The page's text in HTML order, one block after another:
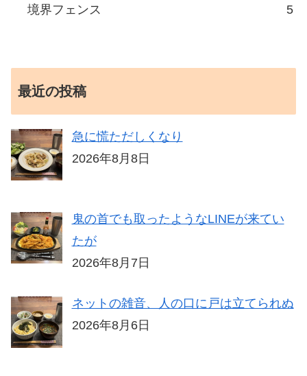
境界フェンス 5
最近の投稿
急に慌ただしくなり
2026年8月8日
鬼の首でも取ったようなLINEが来てい
たが
2026年8月7日
ネットの雑音、人の口に戸は立てられぬ
2026年8月6日